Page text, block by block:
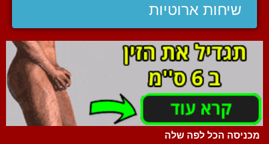
שיחות ארוטיות
מכניסה הכל לפה שלה